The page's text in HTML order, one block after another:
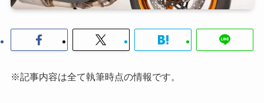
※記事内容は全て執筆時点の情報です。